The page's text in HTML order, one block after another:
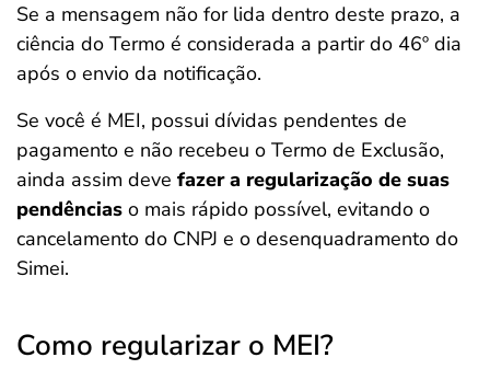
Se a mensagem não for lida dentro deste prazo, a
ciência do Termo é considerada a partir do 46º dia
após o envio da notificação.
Se você é MEI, possui dívidas pendentes de
pagamento e não recebeu o Termo de Exclusão,
ainda assim deve fazer a regularização de suas
pendências o mais rápido possível, evitando o
cancelamento do CNPJ e o desenquadramento do
Simei.
Como regularizar o MEI?